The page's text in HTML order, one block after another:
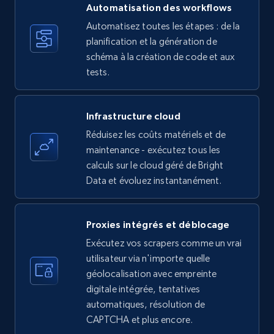
35.2K+ 5.7K+ Essai gratuit
upc numbers
Title, Seller name, Brand, Description, Initial
price, Currency, Availability, Reviews count, and
more.
LinkedIn company information
ID, Name, Country code, Locations, Followers,
Employees in linkedin, About, Specialties, and
Automatisation des workflows
Automatisez toutes les étapes : de la
planification et la génération de
schéma à la création de code et aux
tests.
Infrastructure cloud
Réduisez les coûts matériels et de
maintenance - exécutez tous les
calculs sur le cloud géré de Bright
Data et évoluez instantanément.
Proxies intégrés et déblocage
Exécutez vos scrapers comme un vrai
utilisateur via n'importe quelle
géolocalisation avec empreinte
digitale intégrée, tentatives
automatiques, résolution de
CAPTCHA et plus encore.